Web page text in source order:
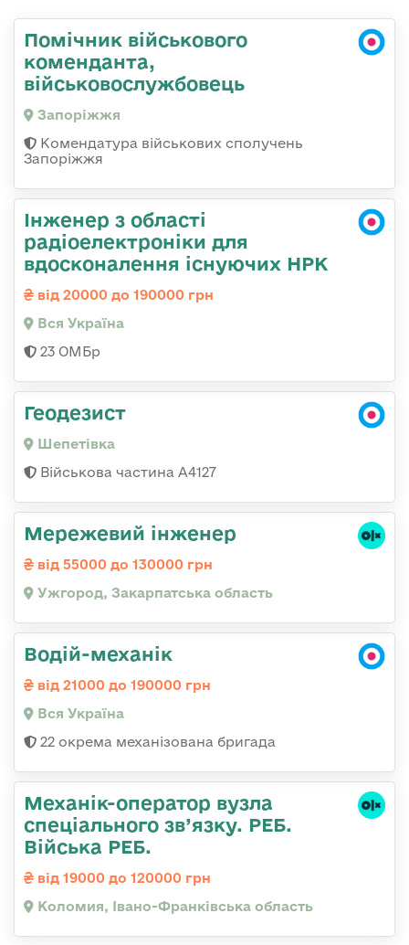
Помічник військового
коменданта,
військовослужбовець
Запоріжжя
Комендатура військових сполучень
Запоріжжя
Інженер з області
радіоелектроніки для
вдосконалення існуючих НРК
від 20000 до 190000 грн
Вся Україна
23 ОМБр
Геодезист
Шепетівка
Військова частина А4127
Мережевий інженер
від 55000 до 130000 грн
Ужгород, Закарпатська область
Водій-механік
від 21000 до 190000 грн
Вся Україна
22 окрема механізована бригада
Механік-оператор вузла
спеціального зв’язку. РЕБ.
Війська РЕБ.
від 19000 до 120000 грн
Коломия, Івано-Франківська область